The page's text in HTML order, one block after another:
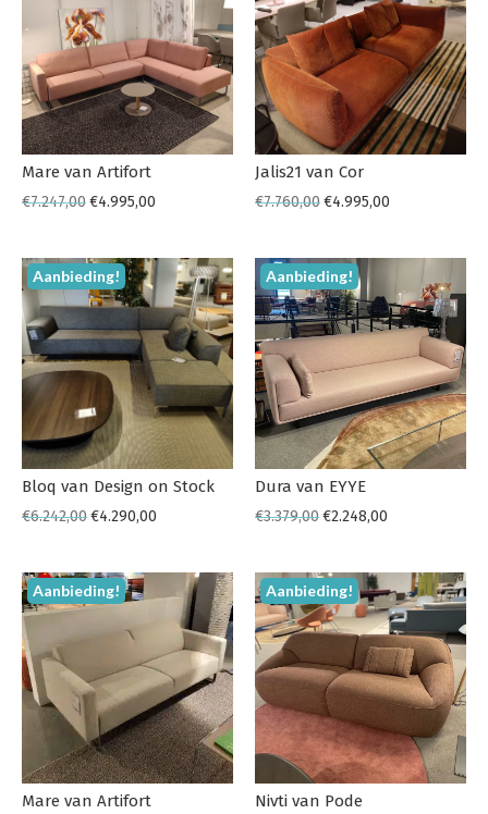
Mare van Artifort
€7.247,00€4.995,00
Jalis21 van Cor
€7.760,00€4.995,00
Aanbieding!
Bloq van Design on Stock
€6.242,00€4.290,00
Aanbieding!
Dura van EYYE
€3.379,00€2.248,00
Aanbieding!
Mare van Artifort
Aanbieding!
Nivti van Pode